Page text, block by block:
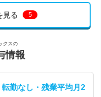
見る 5
クスの
情報
転勤なし・残業平均月2